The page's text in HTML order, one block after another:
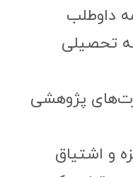
داوطلب
تحصیلی
پژوهشی
و اشتیاق